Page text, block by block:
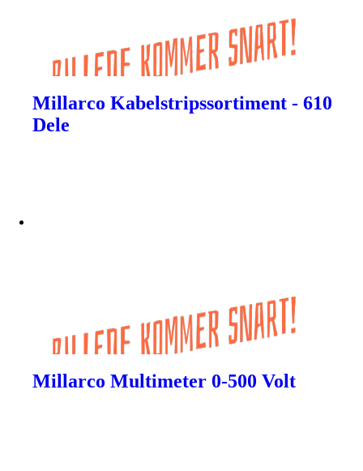
Millarco Kabelstripssortiment - 610
Dele
Millarco Multimeter 0-500 Volt